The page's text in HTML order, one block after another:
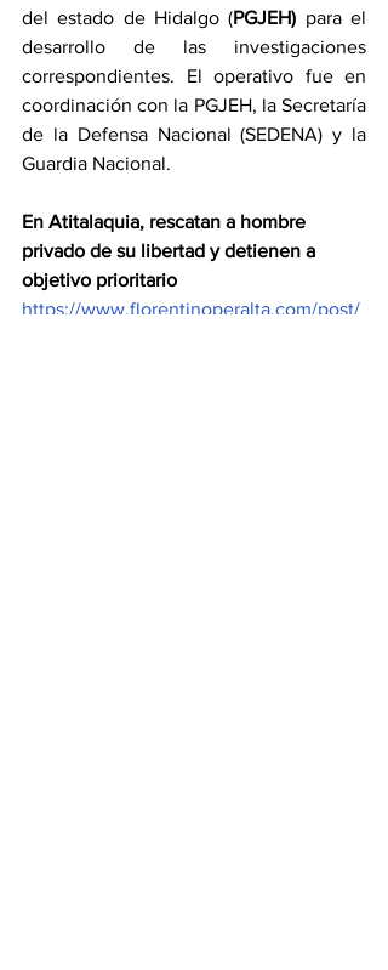
del estado de Hidalgo (PGJEH) para el
desarrollo de las investigaciones
correspondientes. El operativo fue en
coordinación con la PGJEH, la Secretaría
de la Defensa Nacional (SEDENA) y la
Guardia Nacional.
En Atitalaquia, rescatan a hombre
privado de su libertad y detienen a
objetivo prioritario
https://www.florentinoperalta.com/post/